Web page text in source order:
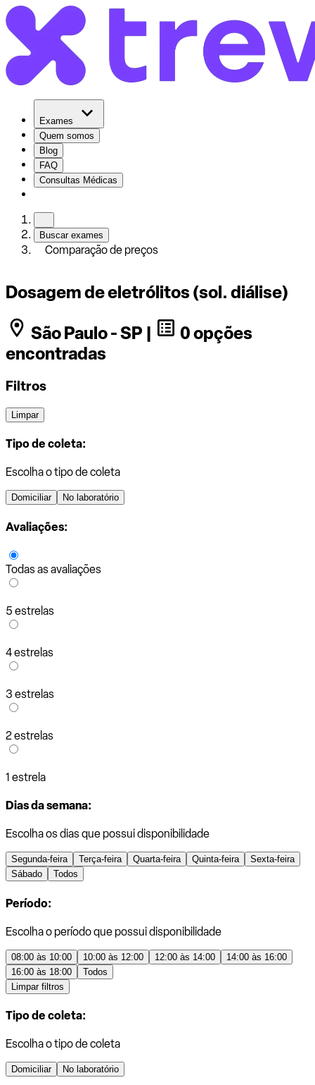
Exames
Quem somos
Blog
FAQ
Consultas Médicas
Buscar exames
Comparação de preços
Dosagem de eletrólitos (sol. diálise)
São Paulo - SP |
0 opções
encontradas
Filtros
Limpar
Tipo de coleta:
Escolha o tipo de coleta
Domiciliar No laboratório
Avaliações:
Todas as avaliações
5 estrelas
4 estrelas
3 estrelas
2 estrelas
1 estrela
Dias da semana:
Escolha os dias que possui disponibilidade
Segunda-feira Terça-feira Quarta-feira Quinta-feira
Sexta-feira
Sábado
Todos
Período:
Escolha o período que possui disponibilidade
08:00 às 10:00 10:00 às 12:00 12:00 às 14:00
14:00 às 16:00
16:00 às 18:00
Todos
Limpar filtros
Tipo de coleta:
Escolha o tipo de coleta
Domiciliar No laboratório